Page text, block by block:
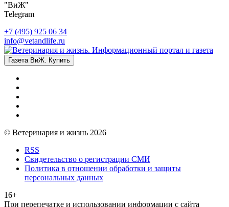
"ВиЖ"
Telegram
+7 (495) 925 06 34
info@vetandlife.ru
Газета ВиЖ. Купить
© Ветеринария и жизнь 2026
RSS
Свидетельство о регистрации СМИ
Политика в отношении обработки и защиты
персональных данных
16+
При перепечатке и использовании информации с сайта